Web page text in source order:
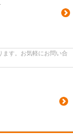
ます。お気軽にお問い合